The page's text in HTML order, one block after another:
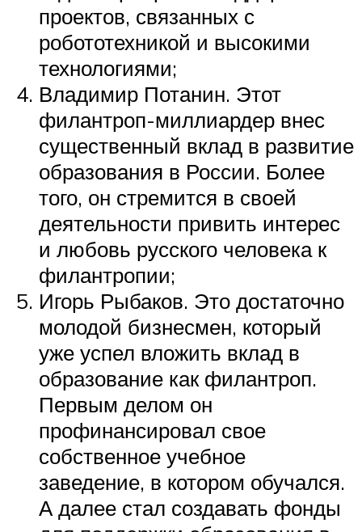
проектов, связанных с
робототехникой и высокими
технологиями;
Владимир Потанин. Этот
филантроп-миллиардер внес
существенный вклад в развитие
образования в России. Более
того, он стремится в своей
деятельности привить интерес
и любовь русского человека к
филантропии;
Игорь Рыбаков. Это достаточно
молодой бизнесмен, который
уже успел вложить вклад в
образование как филантроп.
Первым делом он
профинансировал свое
собственное учебное
заведение, в котором обучался.
А далее стал создавать фонды